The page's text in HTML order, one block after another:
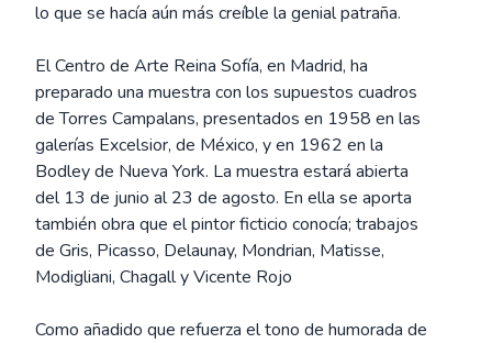
lo que se hacía aún más creíble la genial patraña.
El Centro de Arte Reina Sofía, en Madrid, ha
preparado una muestra con los supuestos cuadros
de Torres Campalans, presentados en 1958 en las
galerías Excelsior, de México, y en 1962 en la
Bodley de Nueva York. La muestra estará abierta
del 13 de junio al 23 de agosto. En ella se aporta
también obra que el pintor ficticio conocía; trabajos
de Gris, Picasso, Delaunay, Mondrian, Matisse,
Modigliani, Chagall y Vicente Rojo
Como añadido que refuerza el tono de humorada de